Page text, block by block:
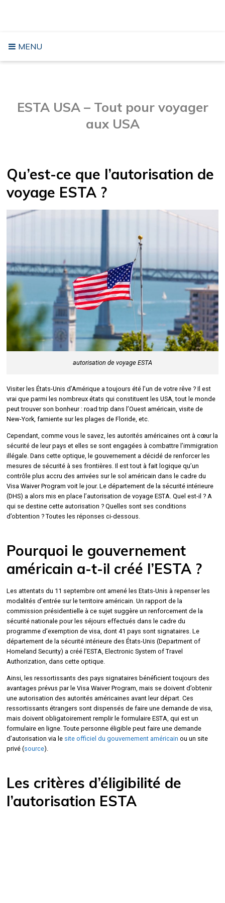
MENU
ESTA USA – Tout pour voyager
aux USA
Qu’est-ce que l’autorisation de
voyage ESTA ?
autorisation de voyage ESTA
Visiter les États-Unis d’Amérique a toujours été l’un de votre rêve ? Il est
vrai que parmi les nombreux états qui constituent les USA, tout le monde
peut trouver son bonheur : road trip dans l’Ouest américain, visite de
New-York, farniente sur les plages de Floride, etc.
Cependant, comme vous le savez, les autorités américaines ont à cœur la
sécurité de leur pays et elles se sont engagées à combattre l’immigration
illégale. Dans cette optique, le gouvernement a décidé de renforcer les
mesures de sécurité à ses frontières. Il est tout à fait logique qu’un
contrôle plus accru des arrivées sur le sol américain dans le cadre du
Visa Waiver Program voit le jour. Le département de la sécurité intérieure
(DHS) a alors mis en place l’autorisation de voyage ESTA. Quel est-il ? A
qui se destine cette autorisation ? Quelles sont ses conditions
d’obtention ? Toutes les réponses ci-dessous.
Pourquoi le gouvernement
américain a-t-il créé l’ESTA ?
Les attentats du 11 septembre ont amené les Etats-Unis à repenser les
modalités d’entrée sur le territoire américain. Un rapport de la
commission présidentielle à ce sujet suggère un renforcement de la
sécurité nationale pour les séjours effectués dans le cadre du
programme d’exemption de visa, dont 41 pays sont signataires. Le
département de la sécurité intérieure des États-Unis (Department of
Homeland Security) a créé l’ESTA, Electronic System of Travel
Authorization, dans cette optique.
Ainsi, les ressortissants des pays signataires bénéficient toujours des
avantages prévus par le Visa Waiver Program, mais se doivent d’obtenir
une autorisation des autorités américaines avant leur départ. Ces
ressortissants étrangers sont dispensés de faire une demande de visa,
mais doivent obligatoirement remplir le formulaire ESTA, qui est un
formulaire en ligne. Toute personne éligible peut faire une demande
d’autorisation via le site officiel du gouvernement américain ou un site
privé (source).
Les critères d’éligibilité de
l’autorisation ESTA